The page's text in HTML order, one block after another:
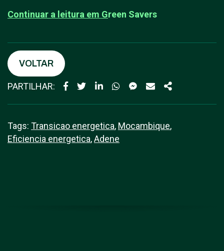
Continuar a leitura em Green Savers
VOLTAR
PARTILHAR:
Tags: Transicao energetica, Mocambique,
Eficiencia energetica,Adene